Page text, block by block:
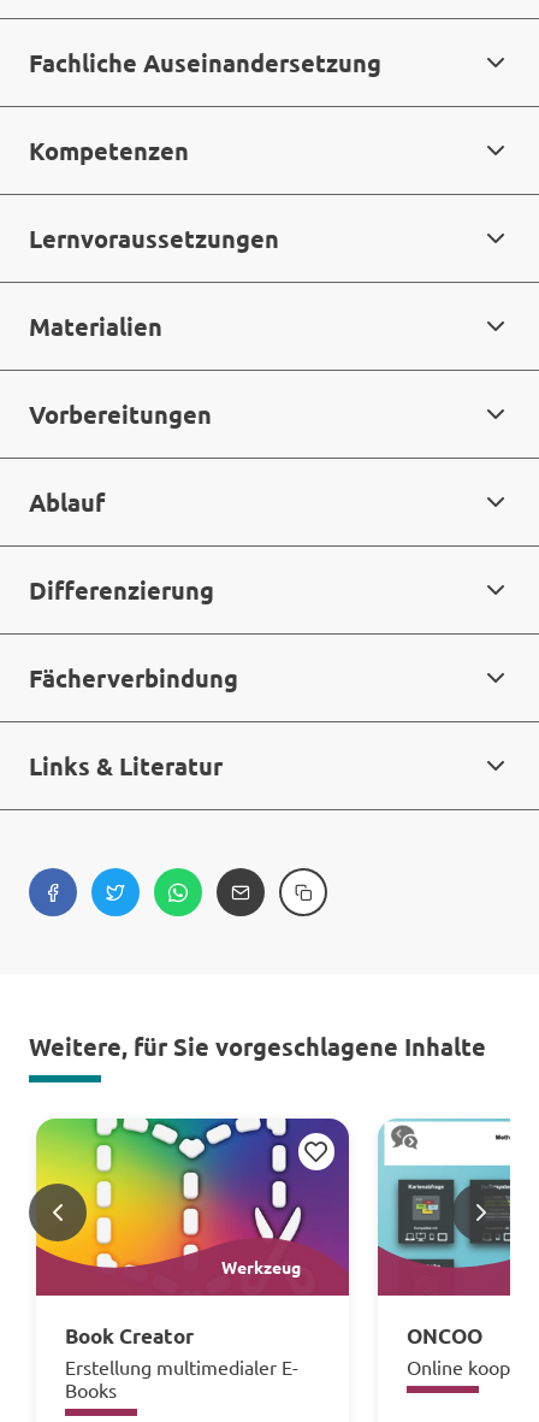
Fachliche Auseinandersetzung
Kompetenzen
Lernvoraussetzungen
Materialien
Vorbereitungen
Ablauf
Differenzierung
Fächerverbindung
Links & Literatur
Weitere, für Sie vorgeschlagene Inhalte
Merken
Werkzeug
Book Creator
Erstellung multimedialer E-
Books
ONCOO
Online
< >